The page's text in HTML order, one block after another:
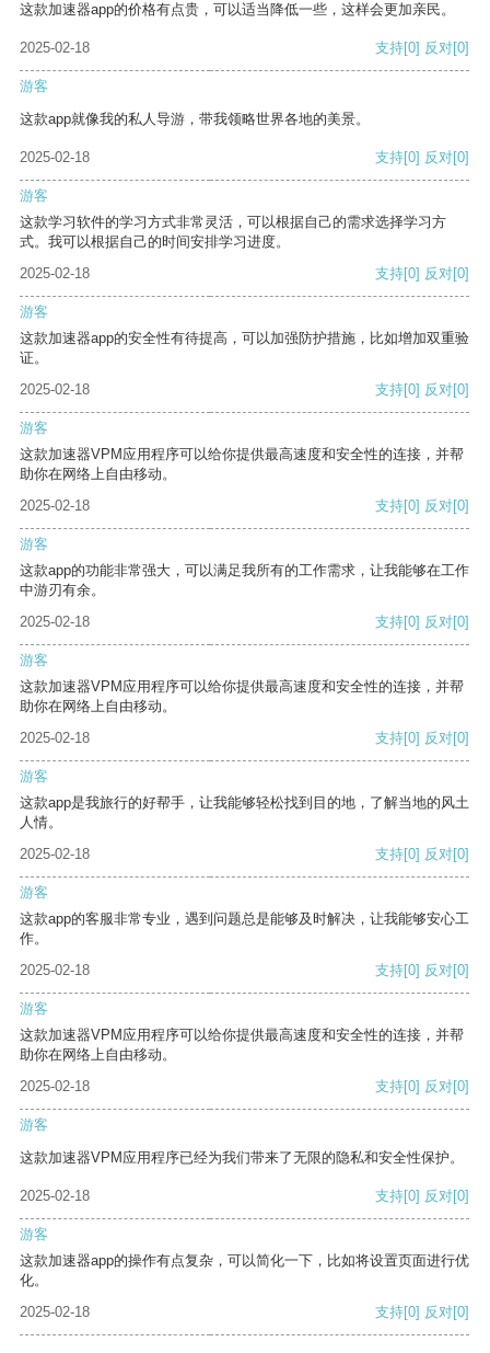
这款加速器app的价格有点贵，可以适当降低一些，这样会更加亲民。
2025-02-18 支持[0] 反对[0]
游客
这款app就像我的私人导游，带我领略世界各地的美景。
2025-02-18 支持[0] 反对[0]
游客
这款学习软件的学习方式非常灵活，可以根据自己的需求选择学习方
式。我可以根据自己的时间安排学习进度。
2025-02-18
支持[0] 反对[0]
游客
这款加速器app的安全性有待提高，可以加强防护措施，比如增加双重验
证。
2025-02-18
支持[0] 反对[0]
游客
这款加速器VPM应用程序可以给你提供最高速度和安全性的连接，并帮
助你在网络上自由移动。
2025-02-18
支持[0] 反对[0]
游客
这款app的功能非常强大，可以满足我所有的工作需求，让我能够在工作
中游刃有余。
2025-02-18
支持[0] 反对[0]
游客
这款加速器VPM应用程序可以给你提供最高速度和安全性的连接，并帮
助你在网络上自由移动。
2025-02-18
支持[0] 反对[0]
游客
这款app是我旅行的好帮手，让我能够轻松找到目的地，了解当地的风土
人情。
2025-02-18
支持[0] 反对[0]
游客
这款app的客服非常专业，遇到问题总是能够及时解决，让我能够安心工
作。
2025-02-18
支持[0] 反对[0]
游客
这款加速器VPM应用程序可以给你提供最高速度和安全性的连接，并帮
助你在网络上自由移动。
2025-02-18
支持[0] 反对[0]
游客
这款加速器VPM应用程序已经为我们带来了无限的隐私和安全性保护。
2025-02-18 支持[0] 反对[0]
游客
这款加速器app的操作有点复杂，可以简化一下，比如将设置页面进行优
化。
2025-02-18
支持[0] 反对[0]